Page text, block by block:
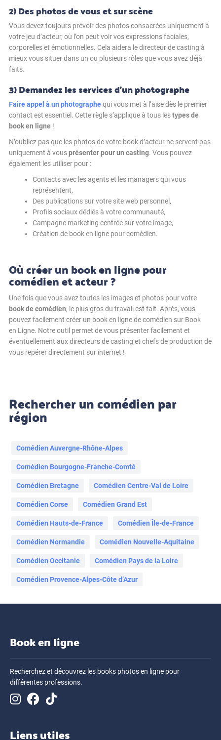
2) Des photos de vous et sur scène
Vous devez toujours prévoir des photos consacrées uniquement à
votre jeu d’acteur, où l’on peut voir vos expressions faciales,
corporelles et émotionnelles. Cela aidera le directeur de casting à
mieux vous situer dans un ou plusieurs rôles que vous avez déjà
faits.
3) Demandez les services d’un photographe
Faire appel à un photographequi vous met à l’aise dès le premier
contact est essentiel. Cette règle s’applique à tous lestypes de
book en ligne !
N’oubliez pas que les photos de votre book d’acteur ne servent pas
uniquement à vousprésenter pour un casting. Vous pouvez
également les utiliser pour :
Contacts avec les agents et les managers qui vous
représentent,
Des publications sur votre site web personnel,
Profils sociaux dédiés à votre communauté,
Campagne marketing centrée sur votre image,
Création de book en ligne pour comédien.
Où créer un book en ligne pour
comédien et acteur ?
Une fois que vous avez toutes les images et photos pour votre
book de comédien, le plus gros du travail est fait. Après, vous
pouvez facilement créer un book en ligne de comédien sur Book
en Ligne. Notre outil permet de vous présenter facilement et
éventuellement aux directeurs de casting et chefs de production de
vous repérer directement sur internet !
Rechercher un comédien par
région
Comédien Auvergne-Rhône-Alpes
Comédien Bourgogne-Franche-Comté
Comédien Bretagne Comédien Centre-Val de Loire
Comédien Corse Comédien Grand Est
Comédien Hauts-de-France Comédien Île-de-France
Comédien Normandie Comédien Nouvelle-Aquitaine
Comédien Occitanie Comédien Pays de la Loire
Comédien Provence-Alpes-Côte d’Azur
Book en ligne
Recherchez et découvrez les books photos en ligne pour
différentes professions.
Liens utiles